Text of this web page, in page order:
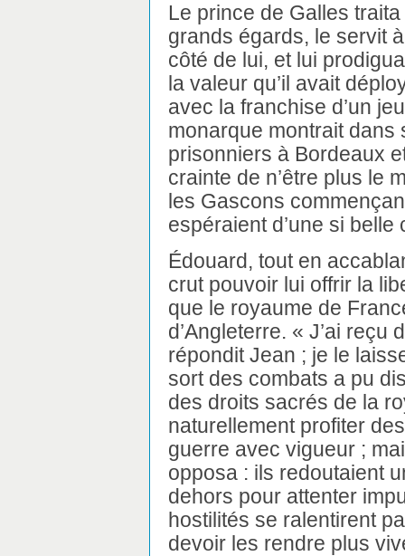
Le prince de Galles
grands égards, le servit
côté de lui, et lui
la valeur qu’il avait
avec la franchise d’un
monarque montrait dans
prisonniers à Bordeaux
crainte de n’être plus le
les Gascons
espéraient d’une si belle
Édouard, tout en
crut pouvoir lui offrir la
que le royaume de
d’Angleterre. « J’ai
répondit Jean ; je le
sort des combats a pu
des droits sacrés de la
naturellement profiter
guerre avec vigueur ;
opposa : ils redoutaient
dehors pour attenter
hostilités se ralentirent
devoir les rendre plus